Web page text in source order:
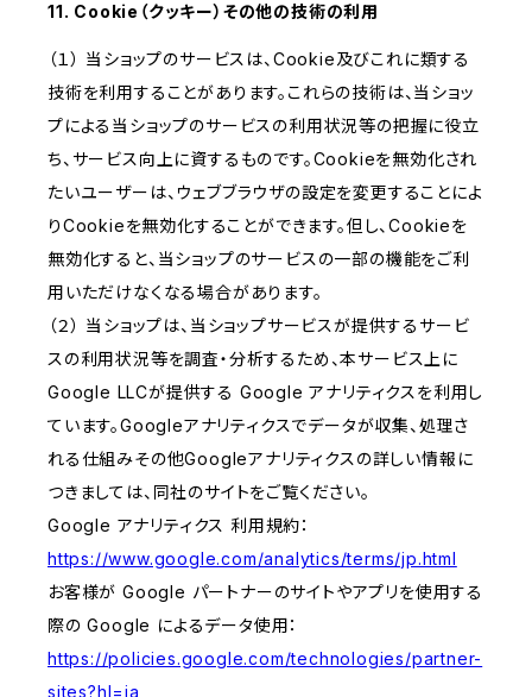
11. Cookie（クッキー）その他の技術の利用
（１） 当ショップのサービスは、Cookie及びこれに類する
技術を利用することがあります。これらの技術は、当ショッ
プによる当ショップのサービスの利用状況等の把握に役立
ち、サービス向上に資するものです。Cookieを無効化され
たいユーザーは、ウェブブラウザの設定を変更することによ
りCookieを無効化することができます。但し、Cookieを
無効化すると、当ショップのサービスの一部の機能をご利
用いただけなくなる場合があります。
（２） 当ショップは、当ショップサービスが提供するサービ
スの利用状況等を調査・分析するため、本サービス上に
Google LLCが提供する Google アナリティクスを利用し
ています。Googleアナリティクスでデータが収集、処理さ
れる仕組みその他Googleアナリティクスの詳しい情報に
つきましては、同社のサイトをご覧ください。
Google アナリティクス 利用規約：
https://www.google.com/analytics/terms/jp.html
お客様が Google パートナーのサイトやアプリを使用する
際の Google によるデータ使用：
https://policies.google.com/technologies/partner-
sites?hl=ja